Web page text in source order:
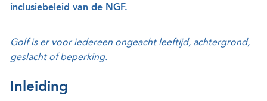
inclusiebeleid van de NGF.
Golf is er voor iedereen ongeacht leeftijd, achtergrond,
geslacht of beperking.
Inleiding